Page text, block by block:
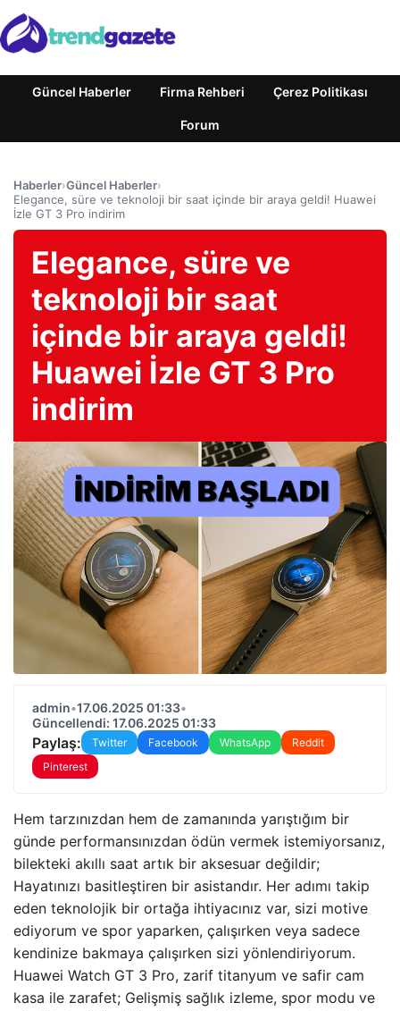
Güncel Haberler Firma Rehberi Çerez Politikası
Forum
Haberler›Güncel Haberler›
Elegance, süre ve teknoloji bir saat içinde bir araya geldi! Huawei
İzle GT 3 Pro indirim
Elegance, süre ve
teknoloji bir saat
içinde bir araya geldi!
Huawei İzle GT 3 Pro
indirim
admin•17.06.2025 01:33•
Güncellendi: 17.06.2025 01:33
Paylaş: Twitter Facebook WhatsApp
Reddit
Pinterest
Hem tarzınızdan hem de zamanında yarıştığım bir
günde performansınızdan ödün vermek istemiyorsanız,
bilekteki akıllı saat artık bir aksesuar değildir;
Hayatınızı basitleştiren bir asistandır. Her adımı takip
eden teknolojik bir ortağa ihtiyacınız var, sizi motive
ediyorum ve spor yaparken, çalışırken veya sadece
kendinize bakmaya çalışırken sizi yönlendiriyorum.
Huawei Watch GT 3 Pro, zarif titanyum ve safir cam
kasa ile zarafet; Gelişmiş sağlık izleme, spor modu ve